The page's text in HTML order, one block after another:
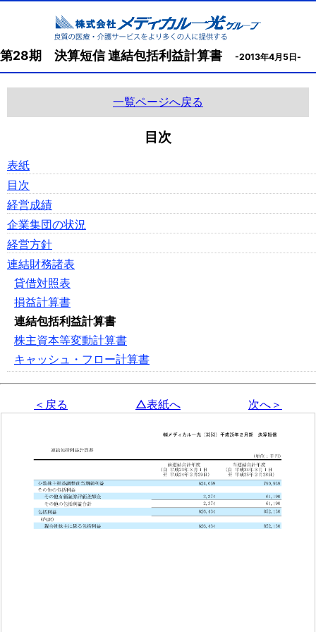
第28期 決算短信 連結包括利益計算書 -2013年4月5日-
一覧ページへ戻る
目次
表紙
目次
経営成績
企業集団の状況
経営方針
連結財務諸表
貸借対照表
損益計算書
連結包括利益計算書
株主資本等変動計算書
キャッシュ・フロー計算書
＜戻る △表紙へ 次へ＞